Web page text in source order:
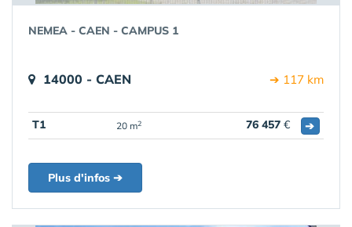
NEMEA - CAEN - CAMPUS 1
14000 - CAEN ➔ 117 km
T1 20 m2 76 457 € ➔
Plus d'infos ➔